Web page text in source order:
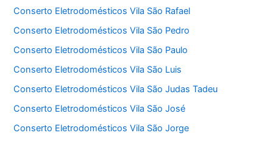
Conserto Eletrodomésticos Vila São Rafael
Conserto Eletrodomésticos Vila São Pedro
Conserto Eletrodomésticos Vila São Paulo
Conserto Eletrodomésticos Vila São Luis
Conserto Eletrodomésticos Vila São Judas Tadeu
Conserto Eletrodomésticos Vila São José
Conserto Eletrodomésticos Vila São Jorge